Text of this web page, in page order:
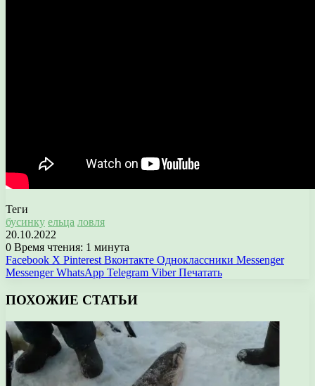
Теги
бусинку ельца ловля
20.10.2022
0 Время чтения: 1 минута
Facebook X Pinterest Вконтакте Одноклассники Messenger
Messenger WhatsApp Telegram Viber Печатать
ПОХОЖИЕ СТАТЬИ